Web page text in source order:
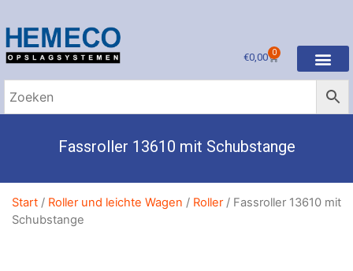
€0,00 0
Fassroller 13610 mit Schubstange
Start / Roller und leichte Wagen / Roller/ Fassroller 13610 mit
Schubstange